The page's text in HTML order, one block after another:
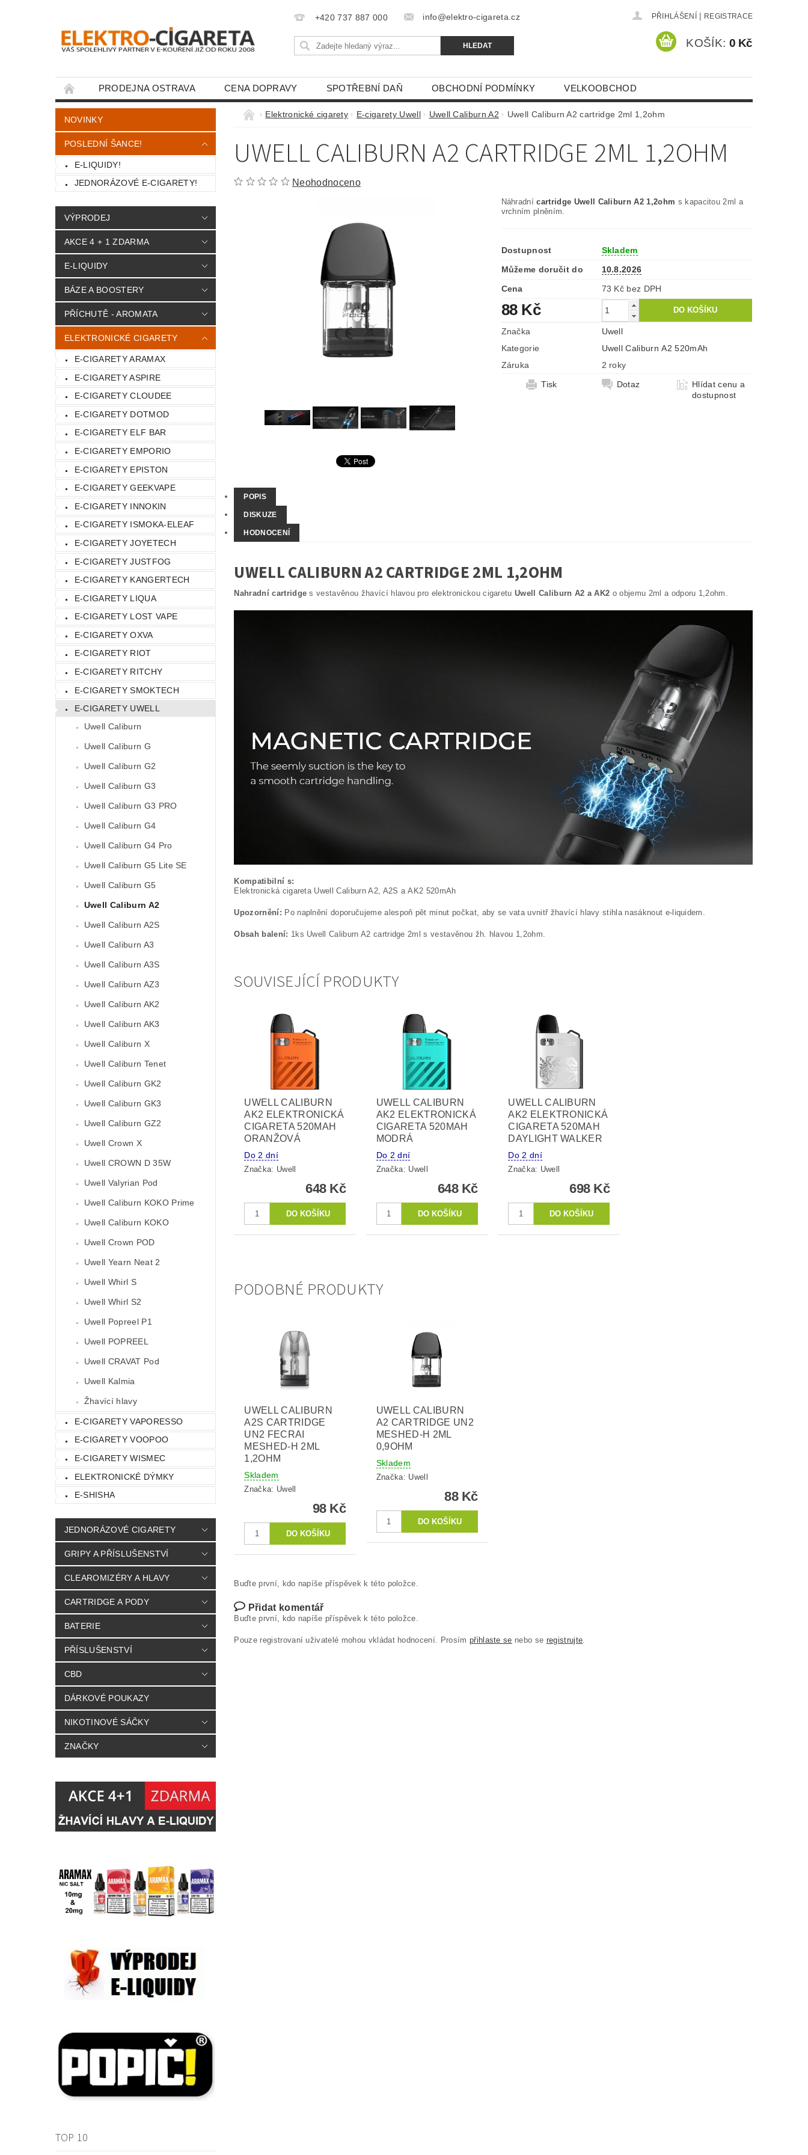
+420 737 887 000 info@elektro-cigareta.cz PŘIHLÁŠENÍ REGISTRACE
KOŠÍK: 0 Kč
PRODEJNA OSTRAVA CENA DOPRAVY SPOTŘEBNÍ DAŇ OBCHODNÍ PODMÍNKY VELKOOBCHOD
KONTAKTY
NOVINKY
POSLEDNÍ ŠANCE!
E-LIQUIDY!
JEDNORÁZOVÉ E-CIGARETY!
VÝPRODEJ
AKCE 4 + 1 ZDARMA
E-LIQUIDY
BÁZE A BOOSTERY
PŘÍCHUTĚ - AROMATA
ELEKTRONICKÉ CIGARETY
E-CIGARETY ARAMAX
E-CIGARETY ASPIRE
E-CIGARETY CLOUDEE
E-CIGARETY DOTMOD
E-CIGARETY ELF BAR
E-CIGARETY EMPORIO
E-CIGARETY EPISTON
E-CIGARETY GEEKVAPE
E-CIGARETY INNOKIN
E-CIGARETY ISMOKA-ELEAF
E-CIGARETY JOYETECH
E-CIGARETY JUSTFOG
E-CIGARETY KANGERTECH
E-CIGARETY LIQUA
E-CIGARETY LOST VAPE
E-CIGARETY OXVA
E-CIGARETY RIOT
E-CIGARETY RITCHY
E-CIGARETY SMOKTECH
E-CIGARETY UWELL
Uwell Caliburn
Uwell Caliburn G
Uwell Caliburn G2
Uwell Caliburn G3
Uwell Caliburn G3 PRO
Uwell Caliburn G4
Uwell Caliburn G4 Pro
Uwell Caliburn G5 Lite SE
Uwell Caliburn G5
Uwell Caliburn A2
Uwell Caliburn A2S
Uwell Caliburn A3
Uwell Caliburn A3S
Uwell Caliburn AZ3
Uwell Caliburn AK2
Uwell Caliburn AK3
Uwell Caliburn X
Uwell Caliburn Tenet
Uwell Caliburn GK2
Uwell Caliburn GK3
Uwell Caliburn GZ2
Uwell Crown X
Uwell CROWN D 35W
Uwell Valyrian Pod
Uwell Caliburn KOKO Prime
Uwell Caliburn KOKO
Uwell Crown POD
Uwell Yearn Neat 2
Uwell Whirl S
Uwell Whirl S2
Uwell Popreel P1
Uwell POPREEL
Uwell CRAVAT Pod
Uwell Kalmia
Žhavící hlavy
E-CIGARETY VAPORESSO
E-CIGARETY VOOPOO
E-CIGARETY WISMEC
ELEKTRONICKÉ DÝMKY
E-SHISHA
JEDNORÁZOVÉ CIGARETY
GRIPY A PŘÍSLUŠENSTVÍ
CLEAROMIZÉRY A HLAVY
CARTRIDGE A PODY
BATERIE
PŘÍSLUŠENSTVÍ
CBD
DÁRKOVÉ POUKAZY
NIKOTINOVÉ SÁČKY
ZNAČKY
TOP 10
Elektronické cigarety E-cigarety Uwell Uwell Caliburn A2 Uwell Caliburn A2 cartridge 2ml 1,2ohm
UWELL CALIBURN A2 CARTRIDGE 2ML 1,2OHM
Neohodnoceno
Náhradní cartridge Uwell Caliburn A2 1,2ohm s kapacitou 2ml a
vrchním plněním.
Dostupnost
Skladem
Můžeme doručit do
10.8.2026
Cena
73 Kč bez DPH
88 Kč
Značka
Uwell
Kategorie
Uwell Caliburn A2 520mAh
Záruka
2 roky
Tisk
Dotaz
Hlídat cenu a
dostupnost
POPIS
DISKUZE
HODNOCENÍ
UWELL CALIBURN A2 CARTRIDGE 2ML 1,2OHM
Nahradní cartridge s vestavěnou žhavící hlavou pro elektronickou cigaretuUwell Caliburn A2 a AK2 o objemu 2ml a odporu 1,2ohm.
Kompatibilní s:
Elektronická cigareta Uwell Caliburn A2, A2S a AK2 520mAh
Upozornění: Po naplnění doporučujeme alespoň pět minut počkat, aby se vata uvnitř žhavící hlavy stihla nasáknout e-liquidem.
Obsah balení: 1ks Uwell Caliburn A2 cartridge 2ml s vestavěnou žh. hlavou 1,2ohm.
SOUVISEJÍCÍ PRODUKTY
UWELL CALIBURN
AK2 ELEKTRONICKÁ
CIGARETA 520MAH
ORANŽOVÁ
Do 2 dní
Značka: Uwell
648 Kč
UWELL CALIBURN
AK2 ELEKTRONICKÁ
CIGARETA 520MAH
MODRÁ
Do 2 dní
Značka: Uwell
648 Kč
UWELL CALIBURN
AK2 ELEKTRONICKÁ
CIGARETA 520MAH
DAYLIGHT WALKER
Do 2 dní
Značka: Uwell
698 Kč
PODOBNÉ PRODUKTY
UWELL CALIBURN
A2S CARTRIDGE
UN2 FECRAI
MESHED-H 2ML
1,2OHM
Skladem
Značka: Uwell
98 Kč
UWELL CALIBURN
A2 CARTRIDGE UN2
MESHED-H 2ML
0,9OHM
Skladem
Značka: Uwell
88 Kč
Buďte první, kdo napíše příspěvek k této položce.
Přidat komentář
Buďte první, kdo napíše příspěvek k této položce.
Pouze registrovaní uživatelé mohou vkládat hodnocení. Prosím přihlaste se nebo se registrujte.